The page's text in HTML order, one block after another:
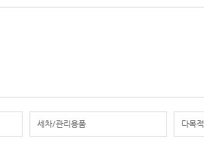
세차/관리용품 다목